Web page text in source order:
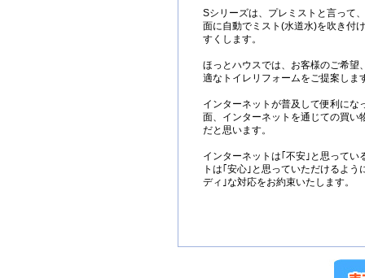
Sシリーズは、プレミストと言って
面に自動でミスト(水道水)を吹き付
すくします。
ほっとハウスでは、お客様のご希望
適なトイレリフォームをご提案しま
インターネットが普及して便利にな
面、インターネットを通じての買い
だと思います。
インターネットは｢不安｣と思ってい
トは｢安心｣と思っていただけるよう
ディ｣な対応をお約束いたします。